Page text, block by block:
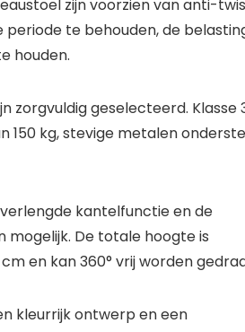
zijn voorzien van anti-
periode te behouden, de
houden.
zorgvuldig geselecteerd. Klasse
150 kg, stevige metalen
kantelfunctie en de
De totale hoogte is
en kan 360° vrij worden
kleurrijk ontwerp en een